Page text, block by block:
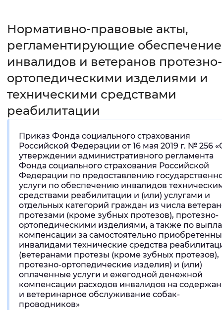
Нормальный Увеличенный
Цвет сайта
Монохромный Инверсивный
Синий фон
Включены Выключены
Звуковой ассистент
Воспроизвести Остановить
Вернуть стандартные настройки
Нормативно-правовые акты,
регламентирующие обеспечение
инвалидов и ветеранов протезно-
ортопедическими изделиями и
техническими средствами
реабилитации
Приказ Фонда социального страхования
Российской Федерации от 16 мая 2019 г. № 256
утверждении административного регламента
Фонда социального страхования Российской
Федерации по предоставлению
услуги по обеспечению инвалидов
средствами реабилитации и (или) услугами и
отдельных категорий граждан из числа
протезами (кроме зубных протезов), протезно-
ортопедическими изделиями, а также по
компенсации за самостоятельно
инвалидами технические средства
(ветеранами протезы (кроме зубных протезов),
протезно-ортопедические изделия) и (или)
оплаченные услуги и ежегодной денежной
компенсации расходов инвалидов на
и ветеринарное обслуживание собак-
проводников»